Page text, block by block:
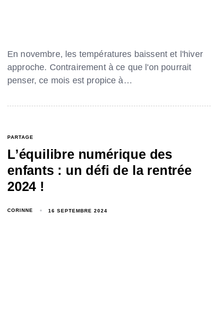
En novembre, les températures baissent et l'hiver
approche. Contrairement à ce que l'on pourrait
penser, ce mois est propice à…
PARTAGE
L’équilibre numérique des
enfants : un défi de la rentrée
2024 !
CORINNE 16 SEPTEMBRE 2024